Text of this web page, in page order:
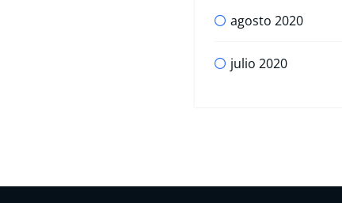
agosto 2020
julio 2020